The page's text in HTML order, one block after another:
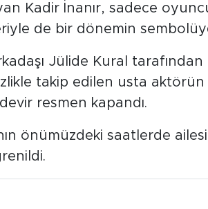
Kadir İnanır, sadece
de bir dönemin
Jülide Kural tarafından
takip edilen usta aktörün
resmen kapandı.
önümüzdeki saatlerde ailesi